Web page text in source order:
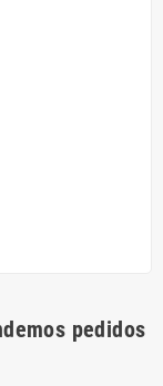
pedidos